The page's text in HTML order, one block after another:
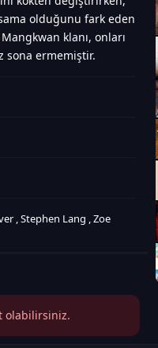
olduğunu fark eden
klanı, onları
sona ermemiştir.
Stephen Lang Zoe
olabilirsiniz.